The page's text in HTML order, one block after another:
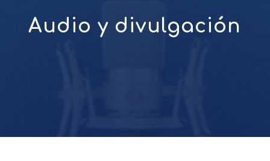
Audio y divulgación